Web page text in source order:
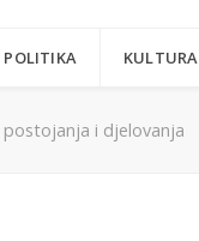
POLITIKA KULTURA
postojanja i djelovanja